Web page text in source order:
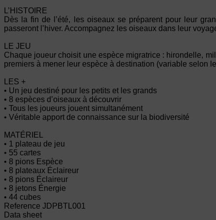
L’HISTOIRE
Dès la fin de l’été, les oiseaux se préparent pour leur
passeront l’hiver. Accompagnez les oiseaux dans leur
LE JEU
Chaque joueur choisit une espèce migratrice : hirondelle,
premiers à mener leur espèce à destination (variable selon
LES +
• Un jeu destiné pour les petits et les grands
• 8 espèces d’oiseaux à découvrir
• Tous les joueurs jouent simultanément
• Véritable apport de connaissance sur la biodiversité
MATÉRIEL
• 1 plateau de jeu
• 55 cartes
• 8 pions Espèce
• 8 plateaux Éclaireur
• 8 pions Éclaireur
• 8 jetons Énergie
• 44 cubes
Reference JDPBTL001
Data sheet